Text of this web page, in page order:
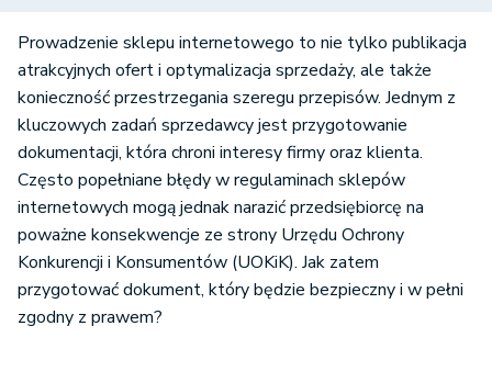
Prowadzenie sklepu internetowego to nie tylko publikacja
atrakcyjnych ofert i optymalizacja sprzedaży, ale także
konieczność przestrzegania szeregu przepisów. Jednym z
kluczowych zadań sprzedawcy jest przygotowanie
dokumentacji, która chroni interesy firmy oraz klienta.
Często popełniane błędy w regulaminach sklepów
internetowych mogą jednak narazić przedsiębiorcę na
poważne konsekwencje ze strony Urzędu Ochrony
Konkurencji i Konsumentów (UOKiK). Jak zatem
przygotować dokument, który będzie bezpieczny i w pełni
zgodny z prawem?